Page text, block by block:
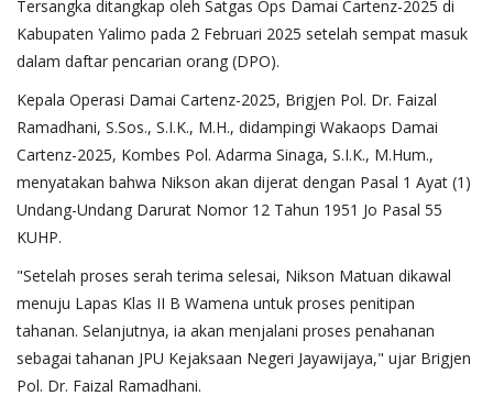
Tersangka ditangkap oleh Satgas Ops Damai Cartenz-2025 di
Kabupaten Yalimo pada 2 Februari 2025 setelah sempat masuk
dalam daftar pencarian orang (DPO).
Kepala Operasi Damai Cartenz-2025, Brigjen Pol. Dr. Faizal
Ramadhani, S.Sos., S.I.K., M.H., didampingi Wakaops Damai
Cartenz-2025, Kombes Pol. Adarma Sinaga, S.I.K., M.Hum.,
menyatakan bahwa Nikson akan dijerat dengan Pasal 1 Ayat (1)
Undang-Undang Darurat Nomor 12 Tahun 1951 Jo Pasal 55
KUHP.
"Setelah proses serah terima selesai, Nikson Matuan dikawal
menuju Lapas Klas II B Wamena untuk proses penitipan
tahanan. Selanjutnya, ia akan menjalani proses penahanan
sebagai tahanan JPU Kejaksaan Negeri Jayawijaya," ujar Brigjen
Pol. Dr. Faizal Ramadhani.